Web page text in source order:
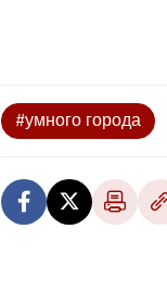
#умного города